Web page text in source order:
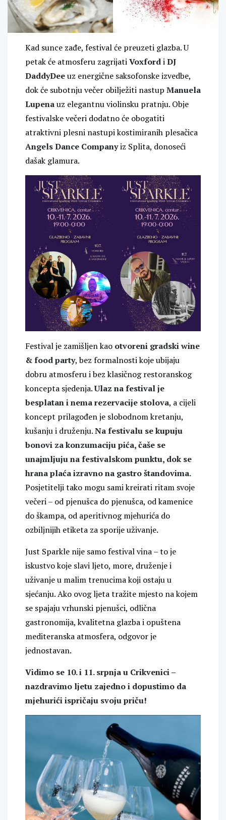
Kad sunce zađe, festival će preuzeti glazba. U
petak će atmosferu zagrijatiVoxfordiDJ
DaddyDeeuz energične saksofonske izvedbe,
dok će subotnju večer obilježiti nastup Manuela
Lupenauz elegantnu violinsku pratnju. Obje
festivalske večeri dodatno će obogatiti
atraktivni plesni nastupi kostimiranih plesačica
Angels Dance Companyiz Splita, donoseći
dašak glamura.
Festival je zamišljen kao otvoreni gradski wine
& food party, bez formalnosti koje ubijaju
dobru atmosferu i bez klasičnog restoranskog
koncepta sjedenja.Ulaz na festival je
besplatan i nema rezervacije stolova, a cijeli
koncept prilagođen je slobodnom kretanju,
kušanju i druženju.Na festivalu se kupuju
bonovi za konzumaciju pića, čaše se
unajmljuju na festivalskom punktu, dok se
hrana plaća izravno na gastro štandovima.
Posjetitelji tako mogu sami kreirati ritam svoje
večeri – od pjenušca do pjenušca, od kamenice
do škampa, od aperitivnog mjehurića do
ozbiljnijih etiketa za sporije uživanje.
Just Sparkle nije samo festival vina – to je
iskustvo koje slavi ljeto, more, druženje i
uživanje u malim trenucima koji ostaju u
sjećanju. Ako ovog ljeta tražite mjesto na kojem
se spajaju vrhunski pjenušci, odlična
gastronomija, kvalitetna glazba i opuštena
mediteranska atmosfera, odgovor je
jednostavan.
Vidimo se 10. i 11. srpnja u Crikvenici –
nazdravimo ljetu zajedno i dopustimo da
mjehurići ispričaju svoju priču!